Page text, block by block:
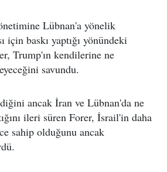
Lübnan'a yönelik
için baskı yaptığı yönündeki
Trump'ın kendilerine ne
savundu.
ancak İran ve Lübnan'da ne
ileri süren Forer, İsrail'in daha
sahip olduğunu ancak